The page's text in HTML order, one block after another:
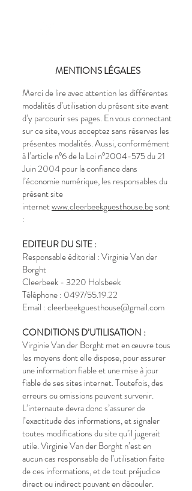
MENTIONS LÉGALES
Merci de lire avec attention les différentes
modalités d’utilisation du présent site avant
d’y parcourir ses pages. En vous connectant
sur ce site, vous acceptez sans réserves les
présentes modalités. Aussi, conformément
à l’article n°6 de la Loi n°2004-575du 21
Juin 2004 pour la confiance dans
l’économie numérique, les responsables du
présent site
internetwww.cleerbeekguesthouse.besont
:
EDITEUR DU SITE :
Responsable éditorial : Virginie Van der
Borght
Cleerbeek - 3220 Holsbeek
Téléphone : 0497/55.19.22
Email : cleerbeekguesthouse@gmail.com
CONDITIONS D’UTILISATION :
Virginie Van der Borght met en œuvre tous
les moyens dont elle dispose, pour assurer
une information fiable et une mise à jour
fiable de ses sites internet. Toutefois, des
erreurs ou omissions peuvent survenir.
L’internaute devra donc s’assurer de
l’exactitude des informations, et signaler
toutes modifications du site qu’il jugerait
utile. Virginie Van der Borght n’est en
aucun cas responsable de l’utilisation faite
de ces informations, et de tout préjudice
direct ou indirect pouvant en découler.